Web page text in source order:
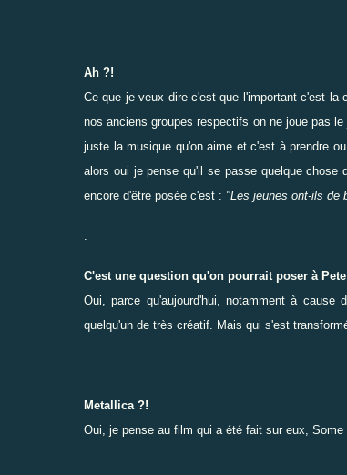
Ah ?!
Ce que je veux dire c'est que l'important c'est la
nos anciens groupes respectifs on ne joue pas
juste la musique qu'on aime et c'est à prendre
alors oui je pense qu'il se passe quelque
encore d'être posée c'est : "Les jeunes ont-ils de
C'est une question qu'on pourrait poser à
Oui, parce qu'aujourd'hui, notamment à
quelqu'un de très créatif. Mais qui s'est
Metallica ?!
Oui, je pense au film qui a été fait sur eux,